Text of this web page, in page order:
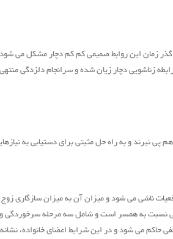
گذر زمان این روابط صمیمی کم کم دچار مشکل می
زناشویی دچار زیان شده و سرانجام دلزدگی
هم پی نبرند و به راه حل مثبتی برای دستیابی به
ناشی می شود و میزان آن به میزان سازگاری
به همسر است و شامل سه مرحله سرخوردگی
حاکم می شود و در این شرایط اعضای خانواده،